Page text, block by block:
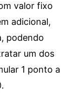
valor fixo
adicional,
podendo
um dos
1 ponto a